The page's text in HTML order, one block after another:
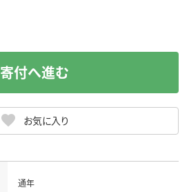
お気に入り
寄付へ進む
通年